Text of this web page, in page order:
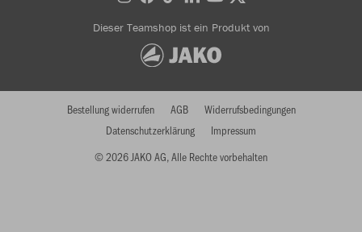
Dieser Teamshop ist ein Produkt von
© 2026 JAKO AG, Alle Rechte vorbehalten
Bestellung widerrufen AGB
Widerrufsbedingungen
Datenschutzerklärung
Impressum